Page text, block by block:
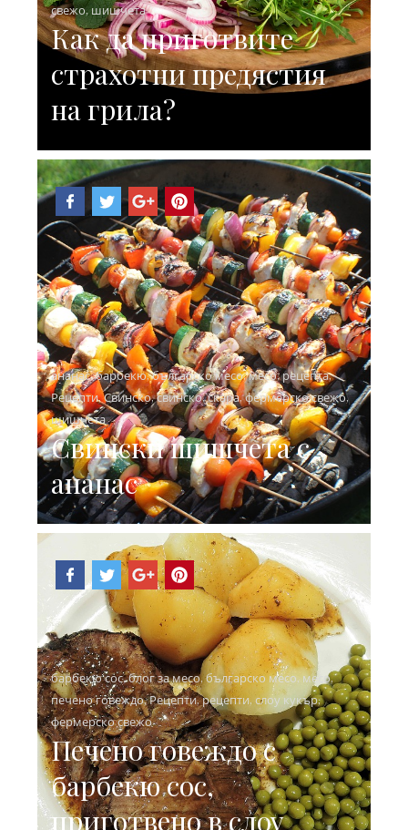
свежо,шишчета
Как да приготвите
страхотни предястия
на грила?
ананас,барбекю,българско месо,месо,рецепта,
Рецепти,Свинско,свинско,скара,фермерско свежо,
шишчета
Свински шишчета с
ананас
барбекю сос,блог за месо,българско месо,месо,
печено говеждо,Рецепти,рецепти, слоу кукър,
фермерско свежо
Печено говеждо с
барбекю сос,
приготвено в слоу